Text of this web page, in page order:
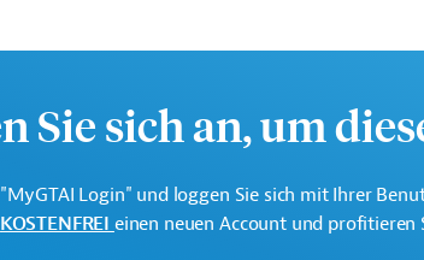
Projektträger
Sie sich an, um
Login" und loggen Sie sich mit Ihrer
KOSTENFREI einen neuen Account und